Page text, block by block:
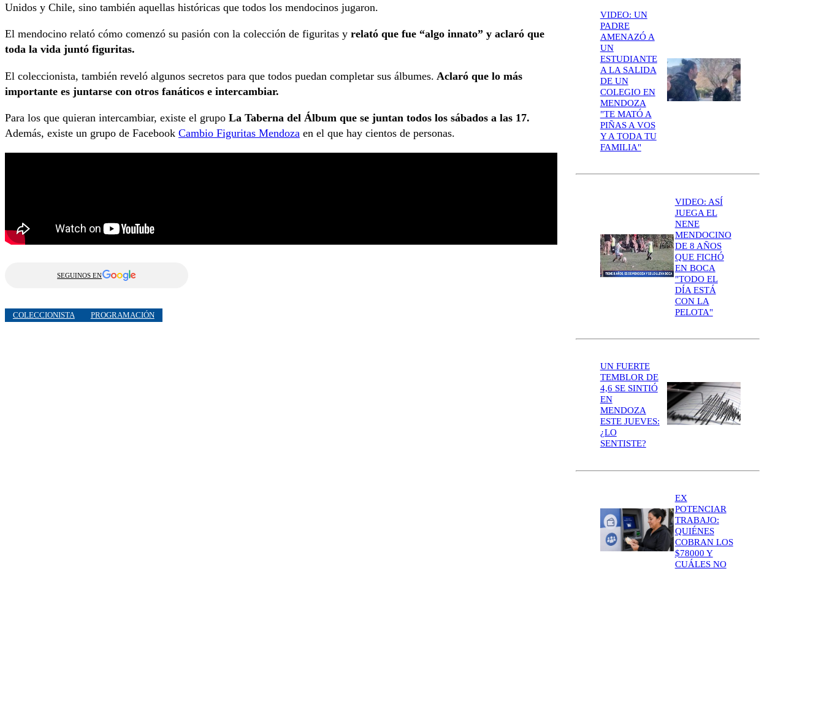
Unidos y Chile, sino también aquellas históricas que todos los mendocinos jugaron.
El mendocino relató cómo comenzó su pasión con la colección de figuritas y relató que fue “algo innato” y aclaró que
toda la vida juntó figuritas.
El coleccionista, también reveló algunos secretos para que todos puedan completar sus álbumes. Aclaró que lo más
importante es juntarse con otros fanáticos e intercambiar.
Para los que quieran intercambiar, existe el grupo La Taberna del Álbum que se juntan todos los sábados a las 17.
Además, existe un grupo de Facebook Cambio Figuritas Mendoza en el que hay cientos de personas.
SEGUINOS EN
COLECCIONISTA PROGRAMACIÓN
VIDEO: UN
PADRE
AMENAZÓ A
UN
ESTUDIANTE
A LA SALIDA
DE UN
COLEGIO EN
MENDOZA
"TE MATÓ A
PIÑAS A VOS
Y A TODA TU
FAMILIA"
VIDEO: ASÍ
JUEGA EL
NENE
MENDOCINO
DE 8 AÑOS
QUE FICHÓ
EN BOCA
"TODO EL
DÍA ESTÁ
CON LA
PELOTA"
UN FUERTE
TEMBLOR DE
4,6 SE SINTIÓ
EN
MENDOZA
ESTE JUEVES:
¿LO
SENTISTE?
EX
POTENCIAR
TRABAJO:
QUIÉNES
COBRAN LOS
$78000 Y
CUÁLES NO